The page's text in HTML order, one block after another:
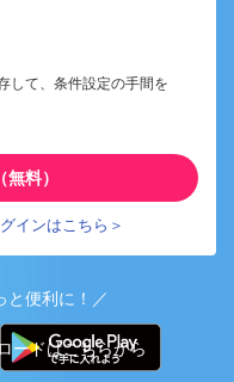
して、条件設定の手間を
料）
インはこちら＞
と便利に！／
ードはこちらから